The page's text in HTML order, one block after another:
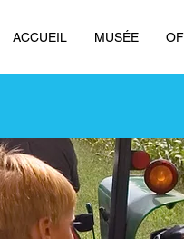
ACCUEIL MUSÉE